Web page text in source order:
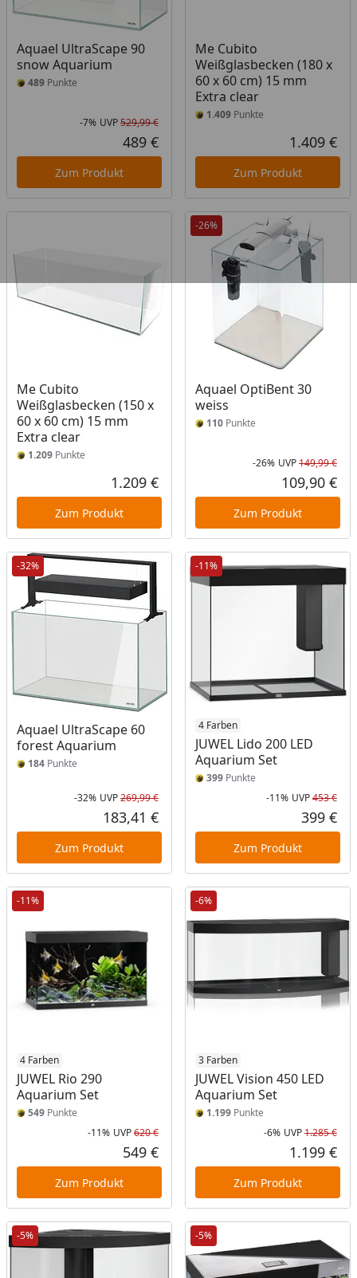
Aquael UltraScape 90
snow Aquarium
489 Punkte
Rabatt in Prozent
-7%
Ursprünglicher Preis
UVP529,99 €
Aktueller Preis
489 €
Zum Produkt
Me Cubito
Weißglasbecken (180 x
60 x 60 cm) 15 mm
Extra clear
1.409Punkte
1.409 €
Zum Produkt
Me Cubito
Weißglasbecken (150 x
60 x 60 cm) 15 mm
Extra clear
1.209 Punkte
Aktueller Preis
1.209 €
Zum Produkt
-26%
Aquael OptiBent 30
weiss
110Punkte
-26% UVP149,99 €
109,90 €
Zum Produkt
-32%
Aquael UltraScape 60
forest Aquarium
184 Punkte
Rabatt in Prozent
-32%
Ursprünglicher Preis
UVP269,99 €
Aktueller Preis
183,41 €
Zum Produkt
-11%
4 Farben
JUWEL Lido 200 LED
Aquarium Set
399Punkte
-11% UVP453 €
399 €
Zum Produkt
-11%
4 Farben
JUWEL Rio 290
Aquarium Set
549 Punkte
Rabatt in Prozent
-11%
Ursprünglicher Preis
UVP620 €
Aktueller Preis
549 €
Zum Produkt
-6%
3 Farben
JUWEL Vision 450 LED
Aquarium Set
1.199Punkte
-6% UVP1.285 €
1.199 €
Zum Produkt
-5% -5%